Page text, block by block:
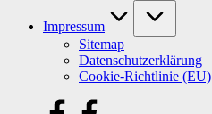
Impressum
Sitemap
Datenschutzerklärung
Cookie-Richtlinie (EU)
facebook.com